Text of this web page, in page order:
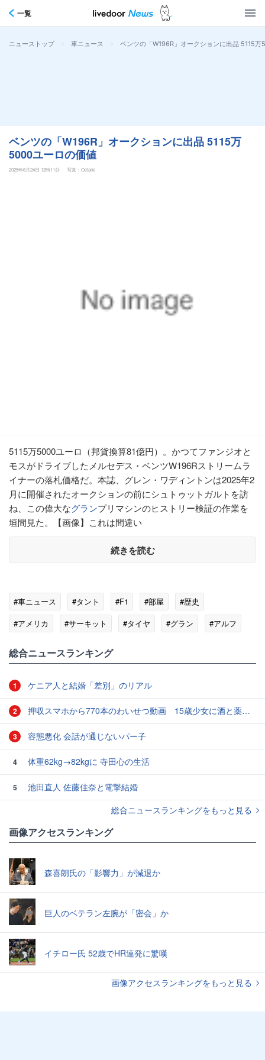
一覧
ニューストップ > 車ニュース > ベンツの「W196R」オークションに出品 5115
ベンツの「W196R」オークションに出品 5115万
5000ユーロの価値
2025年6月24日 12時11分 写真：Octane
5115万5000ユーロ（邦貨換算81億円）。かつてファンジオと
モスがドライブしたメルセデス・ベンツW196Rストリームラ
イナーの落札価格だ。本誌、グレン・ワディントンは2025年2
月に開催されたオークションの前にシュトゥットガルトを訪
ね、この偉大なグランプリマシンのヒストリー検証の作業を
垣間見た。【画像】これは間違い
続きを読む
#車ニュース #タント #F1 #部屋
#歴史
#アメリカ
#サーキット #タイヤ #グラン #アルフ
総合ニュースランキング
1 ケニア人と結婚「差別」のリアル
2 押収スマホから770本のわいせつ動画 15歳少女に酒と薬飲ませ性的暴行か 54歳男を再逮捕 「薬もありますよ」とSNSで誘い出し
3 容態悪化 会話が通じないパー子
4 体重62kg→82kgに 寺田心の生活
5
池田直人 佐藤佳奈と電撃結婚
総合ニュースランキングをもっと見る
画像アクセスランキング
森喜朗氏の「影響力」が減退か
巨人のベテラン左腕が「密会」か
イチロー氏 52歳でHR連発に驚嘆
画像アクセスランキングをもっと見る